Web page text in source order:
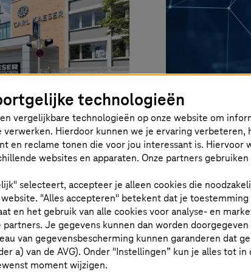
werken
Office-
HoeT-
analyse
technologieën
vergelijkbare technologieën op onze website om
verwerken. Hierdoor kunnen we je ervaring verbeteren,
en reclame tonen die voor jou interessant is. Hiervoor
websites en apparaten. Onze partners
selecteert, accepteer je alleen cookies die
"Alles accepteren" betekent dat je
en het gebruik van alle cookies voor analyse- en
partners. Je gegevens kunnen dan worden
van gegevensbescherming kunnen garanderen dat
a) van de AVG). Onder "Instellingen” kun je alles tot
moment wijzigen.